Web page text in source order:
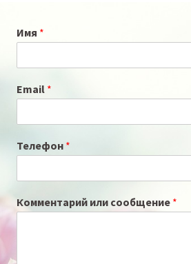
Имя *
Email *
Телефон *
Комментарий или сообщение *